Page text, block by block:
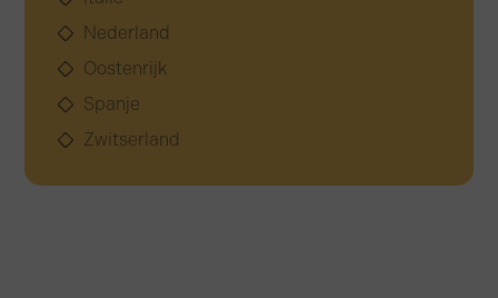
Nederland
Oostenrijk
Spanje
Zwitserland